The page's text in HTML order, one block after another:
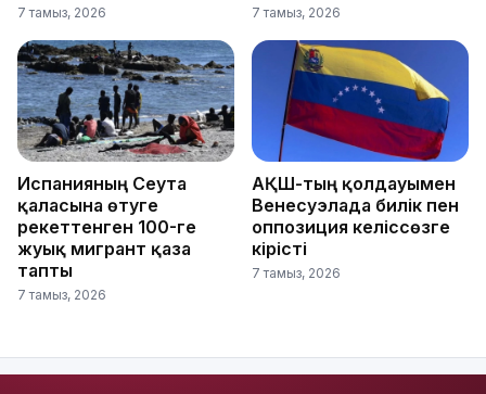
7 тамыз, 2026 7 тамыз, 2026
Испанияның Сеута
қаласына өтуге
әрекеттенген 100-ге
жуық мигрант қаза
тапты
7 тамыз, 2026
АҚШ-тың қолдауымен
Венесуэлада билік пен
оппозиция келіссөзге
кірісті
7 тамыз, 2026